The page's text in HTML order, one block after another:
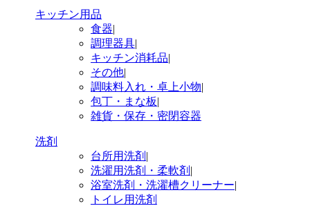
キッチン用品
食器|
調理器具|
キッチン消耗品|
その他|
調味料入れ・卓上小物|
包丁・まな板|
雑貨・保存・密閉容器
洗剤
台所用洗剤 |
洗濯用洗剤・柔軟剤 |
浴室洗剤・洗濯槽クリーナー|
トイレ用洗剤